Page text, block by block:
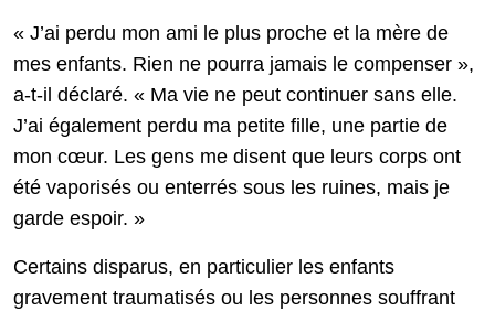
« J’ai perdu mon ami le plus proche et la mère de
mes enfants. Rien ne pourra jamais le compenser »,
a-t-il déclaré. « Ma vie ne peut continuer sans elle.
J’ai également perdu ma petite fille, une partie de
mon cœur. Les gens me disent que leurs corps ont
été vaporisés ou enterrés sous les ruines, mais je
garde espoir. »
Certains disparus, en particulier les enfants
gravement traumatisés ou les personnes souffrant